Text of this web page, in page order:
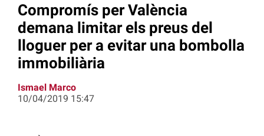
Compromís per València
demana limitar els preus del
lloguer per a evitar una bombolla
immobiliària
Ismael Marco
10/04/2019 15:47